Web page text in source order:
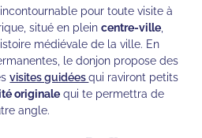
pour toute visite à
situé en pleincentre-ville
médiévale de la ville. En
le donjon propose des
visites guidéesqui raviront petits
originale qui te permettra de
angle.